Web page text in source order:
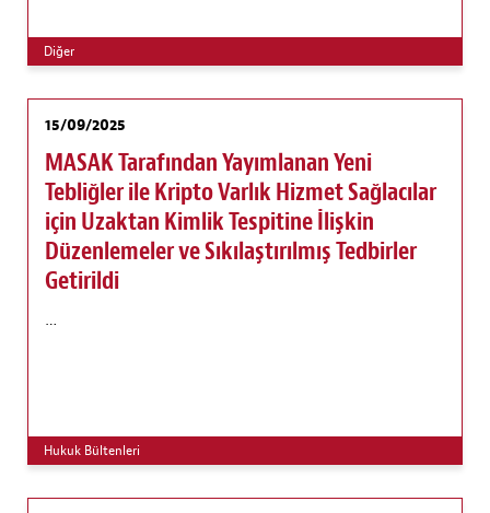
Diğer
15/09/2025
MASAK Tarafından Yayımlanan Yeni
Tebliğler ile Kripto Varlık Hizmet Sağlacılar
için Uzaktan Kimlik Tespitine İlişkin
Düzenlemeler ve Sıkılaştırılmış Tedbirler
Getirildi
…
Hukuk Bültenleri